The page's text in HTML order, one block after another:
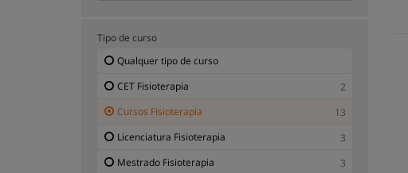
Tipo de curso
Qualquer tipo de curso
CET Fisioterapia
2
Cursos Fisioterapia
13
Licenciatura Fisioterapia
3
Mestrado Fisioterapia
3